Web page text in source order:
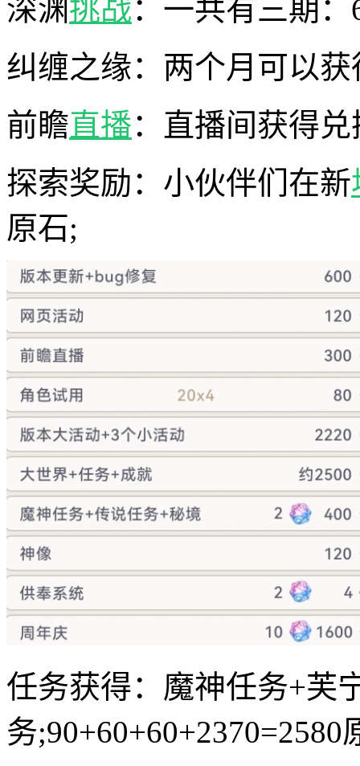
深渊挑战：一共有三期
纠缠之缘：两个月可以
前瞻直播：直播间获得
探索奖励：小伙伴们在新
原石;
任务获得：魔神任务+芙
务;90+60+60+2370=2580